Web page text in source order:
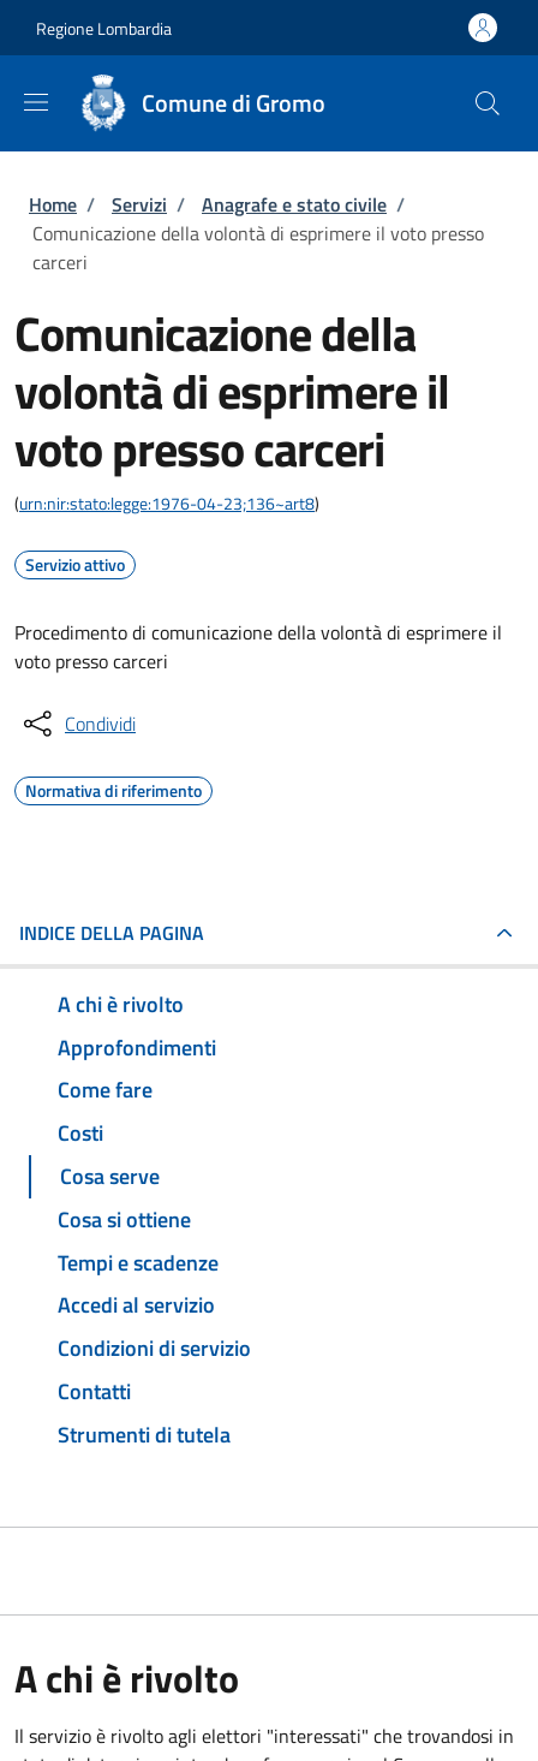
Regione Lombardia
Comune di Gromo
Briciole di pane
Home / Servizi / Anagrafe e stato civile /
Comunicazione della volontà di esprimere il voto presso
carceri
Comunicazione della
volontà di esprimere il
voto presso carceri
(urn:nir:stato:legge:1976-04-23;136~art8)
Servizio attivo
Procedimento di comunicazione della volontà di esprimere il
voto presso carceri
Condividi
Normativa di riferimento
INDICE DELLA PAGINA
A chi è rivolto
Approfondimenti
Come fare
Costi
Cosa serve
Cosa si ottiene
Tempi e scadenze
Accedi al servizio
Condizioni di servizio
Contatti
Strumenti di tutela
A chi è rivolto
Il servizio è rivolto agli elettori "interessati" che trovandosi in